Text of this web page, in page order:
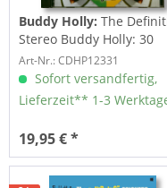
Buddy Holly:The
Stereo Buddy Holly: 30
Classics...
Art-Nr.: CDHP12331
Sofort versandfertig,
Lieferzeit** 1-3
19,95 € *